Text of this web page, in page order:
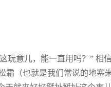
玩意儿，能一直用吗？” 相
霜（也就是我们常说的地塞